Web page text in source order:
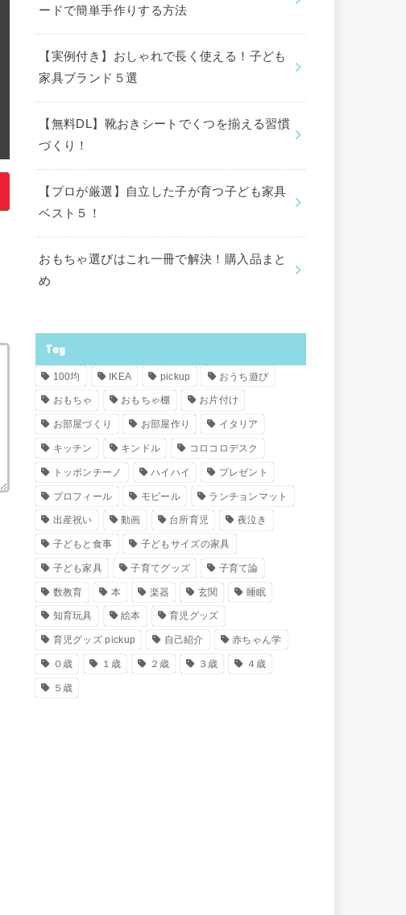
ードで簡単手作りする方法
【実例付き】おしゃれで長く使える！子ども
家具ブランド５選
【無料DL】靴おきシートでくつを揃える習慣
づくり！
【プロが厳選】自立した子が育つ子ども家具
ベスト５！
おもちゃ選びはこれ一冊で解決！購入品まと
め
Tag
100均 IKEA pickup おうち遊び
おもちゃ おもちゃ棚 お片付け
お部屋づくり お部屋作り イタリア
キッチン キンドル コロコロデスク
トッポンチーノ ハイハイ プレゼント
プロフィール モビール ランチョンマット
出産祝い 動画 台所育児 夜泣き
子どもと食事 子どもサイズの家具
子ども家具 子育てグッズ 子育て論
数教育 本 楽器 玄関 睡眠
知育玩具 絵本 育児グッズ
育児グッズ pickup 自己紹介 赤ちゃん学
０歳 １歳 ２歳 ３歳 ４歳
５歳